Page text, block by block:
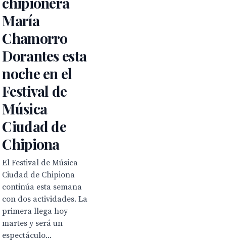
María
Chamorro
Dorantes esta
noche en el
Festival de
Música
Ciudad de
Chipiona
El Festival de Música
Ciudad de Chipiona
continúa esta semana
con dos actividades. La
primera llega hoy
martes y será un
espectáculo...